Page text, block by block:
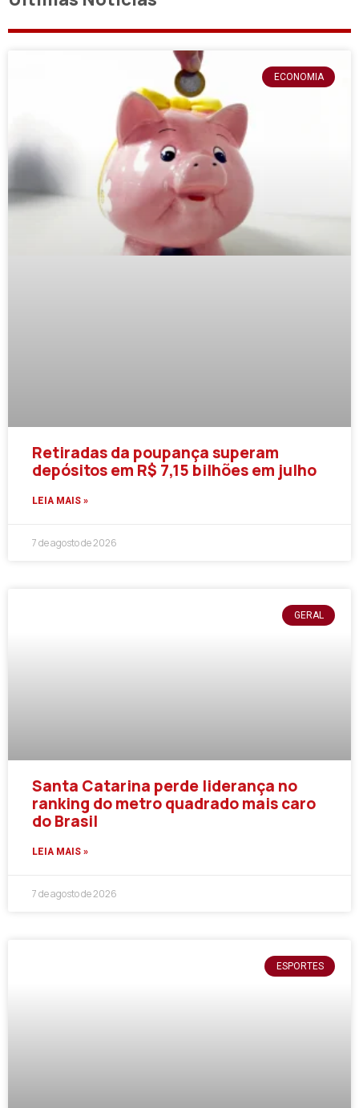
ECONOMIA
Retiradas da poupança superam
depósitos em R$ 7,15 bilhões em julho
LEIA MAIS »
7 de agosto de 2026
GERAL
Santa Catarina perde liderança no
ranking do metro quadrado mais caro
do Brasil
LEIA MAIS »
7 de agosto de 2026
ESPORTES